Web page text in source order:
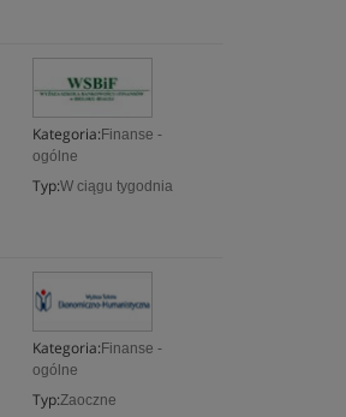
Kategoria: Finanse -
ogólne
Typ:W ciągu tygodnia
Kategoria: Finanse -
ogólne
Typ:Zaoczne